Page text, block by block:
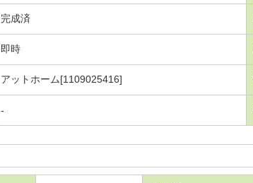
完成済
即時
アットホーム[1109025416]
-